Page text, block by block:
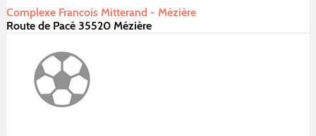
Complexe Francois Mitterand - Mézière
Route de Pacé 35520 Mézière